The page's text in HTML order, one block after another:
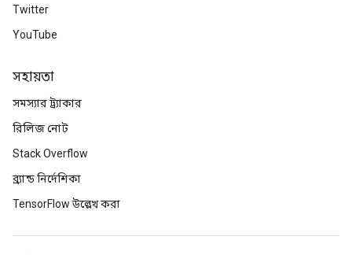
Twitter
YouTube
সহায়তা
সমস্যার ট্র্যাকার
রিলিজ নোট
Stack Overflow
ব্র্যান্ড নির্দেশিকা
TensorFlow উল্লেখ করা